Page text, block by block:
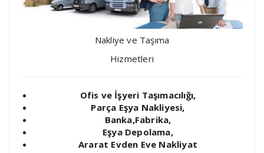
Nakliye ve Taşıma
Hizmetleri
Ofis ve İşyeri Taşımacılığı,
Parça Eşya Nakliyesi,
Banka,Fabrika,
Eşya Depolama,
Ararat Evden Eve Nakliyat